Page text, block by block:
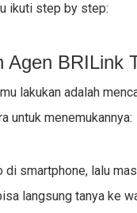
ikuti step by step:
Agen BRILink
lakukan adalah
untuk menemukannya:
smartphone, lalu
langsung tanya ke